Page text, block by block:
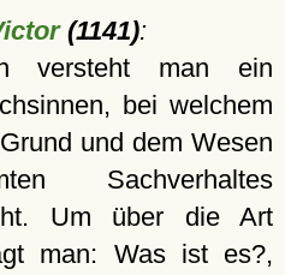
(1141):
versteht man ein
bei welchem
und dem Wesen
Sachverhaltes
Um über die Art
man: Was ist es?,